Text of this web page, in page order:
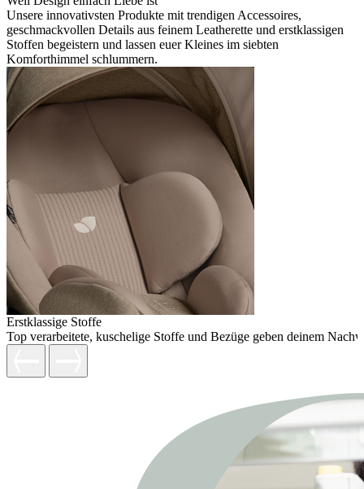
Unsere innovativsten Produkte mit trendigen Accessoires,
geschmackvollen Details aus feinem Leatherette und erstklassigen
Stoffen begeistern und lassen euer Kleines im siebten
Komforthimmel schlummern.
Erstklassige Stoffe
Top verarbeitete, kuschelige Stoffe und Bezüge geben deinem